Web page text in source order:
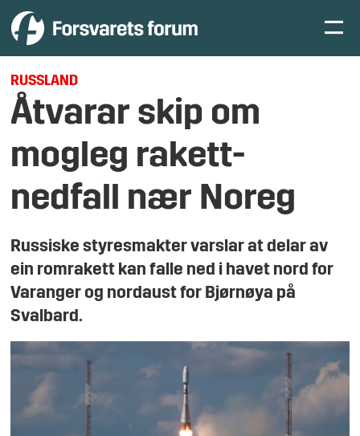
RUSSLAND
Åtvarar skip om
mogleg rakett-
nedfall nær Noreg
Russiske styresmakter varslar at delar av
ein romrakett kan falle ned i havet nord for
Varanger og nordaust for Bjørnøya på
Svalbard.